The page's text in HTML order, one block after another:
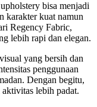
bisa menjadi
karakter kuat namun
Regency Fabric,
lebih rapi dan elegan.
yang bersih dan
penggunaan
Dengan begitu,
lebih padat.